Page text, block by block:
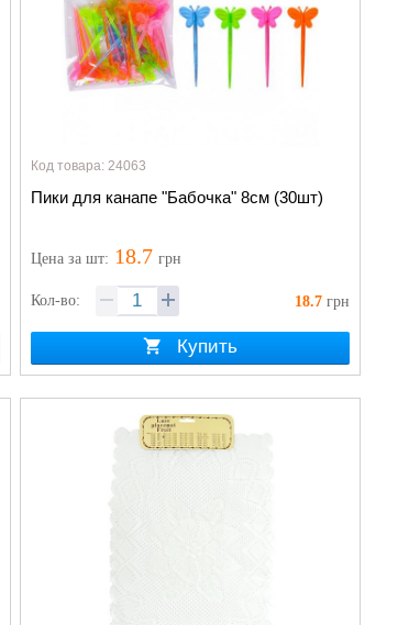
Код товара: 24063
Пики для канапе "Бабочка" 8см (30шт)
Ценаза шт: 18.7 грн
Кол-во: 18.7 грн
Купить